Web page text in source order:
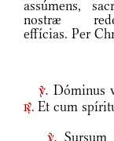
assúmens,
nostræ
effícias. Per
v. Dóminus
r. Et cum
Sursum